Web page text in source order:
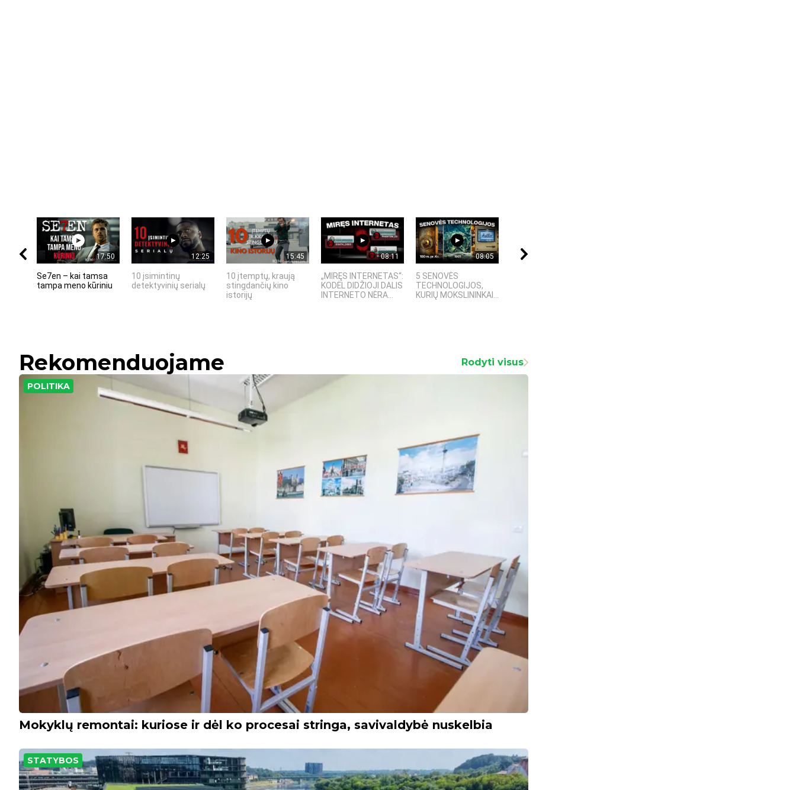
17:50
Se7en – kai tamsa
tampa meno kūriniu
12:25
10 įsimintinų
detektyvinių serialų
15:45
10 įtemptų, kraują
stingdančių kino
istorijų
08:11
„MIRĘS INTERNETAS“:
KODĖL DIDŽIOJI DALIS
INTERNETO NĖRA...
08:05
5 SENOVĖS
TECHNOLOGIJOS,
KURIŲ MOKSLININKAI...
Rekomenduojame Rodyti visus
POLITIKA
Mokyklų remontai: kuriose ir dėl ko procesai stringa, savivaldybė nuskelbia
STATYBOS